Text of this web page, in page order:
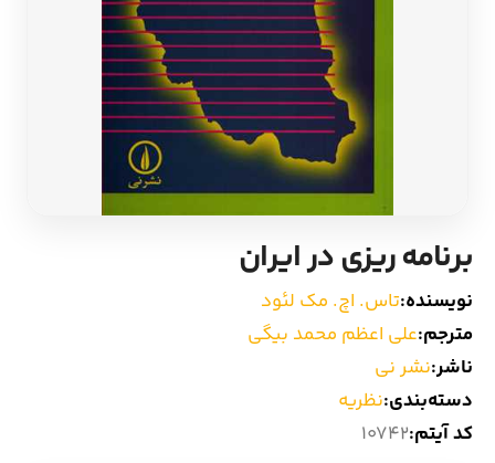
ادبیات ترکیه
ادبیات آسیا
سایر کشورهای اروپا
داستان کوتاه
شعر و متون کهن
زندگینامه
برنامه ریزی در ایران
نویسنده:تاس. اچ. مک لئود
مترجم:علی اعظم محمد بیگی
ناشر:نشر نی
دسته‌بندی:نظریه
کد آیتم:10742